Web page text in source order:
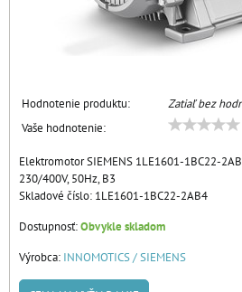
Hodnotenie produktu:
Zatiaľ bez
Vaše hodnotenie:
Elektromotor SIEMENS 1LE1601-1BC22-
230/400V, 50Hz, B3
Skladové číslo: 1LE1601-1BC22-2AB4
Dostupnosť:Obvykle skladom
Výrobca: INNOMOTICS / SIEMENS